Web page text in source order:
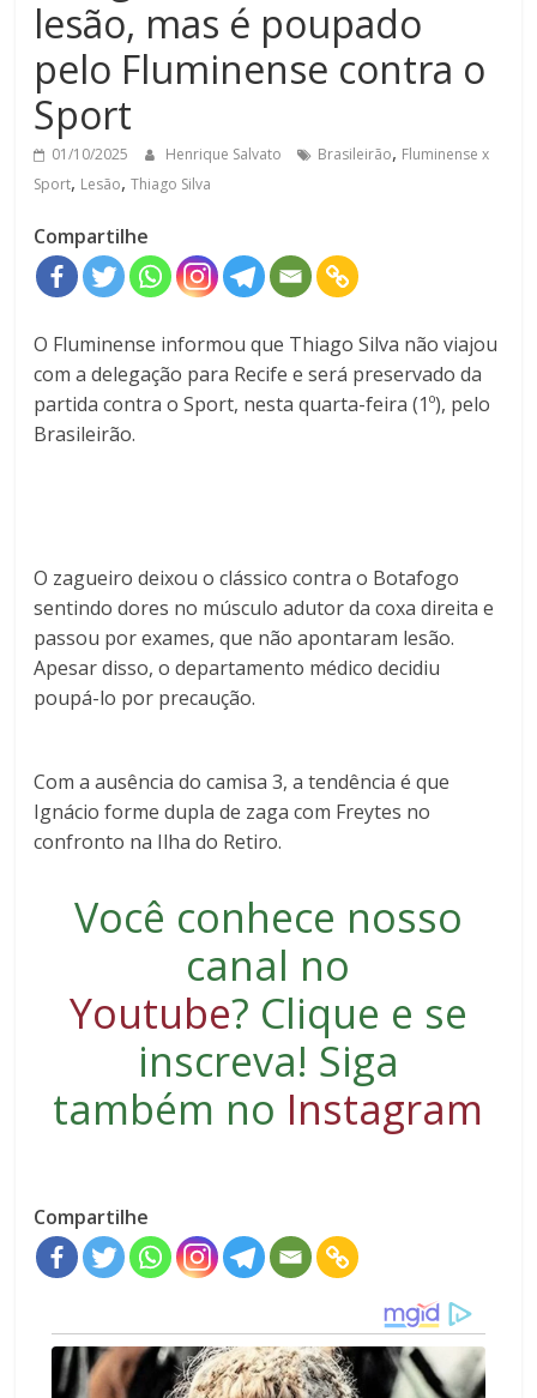
lesão, mas é poupado
pelo Fluminense contra o
Sport
01/10/2025 Henrique Salvato Brasileirão, Fluminense x
Sport, Lesão,Thiago Silva
Compartilhe
O Fluminense informou que Thiago Silva não viajou
com a delegação para Recife e será preservado da
partida contra o Sport, nesta quarta-feira (1º), pelo
Brasileirão.
O zagueiro deixou o clássico contra o Botafogo
sentindo dores no músculo adutor da coxa direita e
passou por exames, que não apontaram lesão.
Apesar disso, o departamento médico decidiu
poupá-lo por precaução.
Com a ausência do camisa 3, a tendência é que
Ignácio forme dupla de zaga com Freytes no
confronto na Ilha do Retiro.
Você conhece nosso
canal no
Youtube? Clique e se
inscreva! Siga
também no Instagram
Compartilhe